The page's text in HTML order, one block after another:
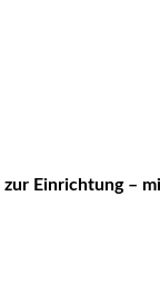
Einrichtung –